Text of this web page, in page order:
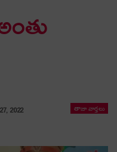
తాజా వార్తలు
2022